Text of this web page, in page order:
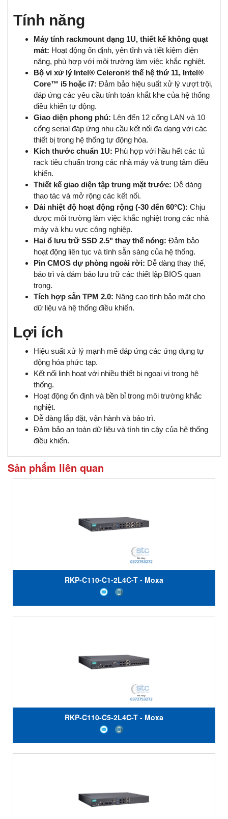
Tính năng
Máy tính rackmount dạng 1U, thiết kế không quạt
mát: Hoạt động ổn định, yên tĩnh và tiết kiệm điện
năng, phù hợp với môi trường làm việc khắc nghiệt.
Bộ vi xử lý Intel® Celeron® thế hệ thứ 11, Intel®
Core™ i5 hoặc i7: Đảm bảo hiệu suất xử lý vượt trội,
đáp ứng các yêu cầu tính toán khắt khe của hệ thống
điều khiển tự động.
Giao diện phong phú: Lên đến 12 cổng LAN và 10
cổng serial đáp ứng nhu cầu kết nối đa dạng với các
thiết bị trong hệ thống tự động hóa.
Kích thước chuẩn 1U: Phù hợp với hầu hết các tủ
rack tiêu chuẩn trong các nhà máy và trung tâm điều
khiển.
Thiết kế giao diện tập trung mặt trước: Dễ dàng
thao tác và mở rộng các kết nối.
Dải nhiệt độ hoạt động rộng (-30 đến 60°C): Chịu
được môi trường làm việc khắc nghiệt trong các nhà
máy và khu vực công nghiệp.
Hai ổ lưu trữ SSD 2.5" thay thế nóng: Đảm bảo
hoạt động liên tục và tính sẵn sàng của hệ thống.
Pin CMOS dự phòng ngoài rời: Dễ dàng thay thế,
bảo trì và đảm bảo lưu trữ các thiết lập BIOS quan
trọng.
Tích hợp sẵn TPM 2.0: Nâng cao tính bảo mật cho
dữ liệu và hệ thống điều khiển.
Lợi ích
Hiệu suất xử lý mạnh mẽ đáp ứng các ứng dụng tự
động hóa phức tạp.
Kết nối linh hoạt với nhiều thiết bị ngoại vi trong hệ
thống.
Hoạt động ổn định và bền bỉ trong môi trường khắc
nghiệt.
Dễ dàng lắp đặt, vận hành và bảo trì.
Đảm bảo an toàn dữ liệu và tính tin cậy của hệ thống
điều khiển.
Sản phẩm liên quan
RKP-C110-C1-2L4C-T - Moxa
RKP-C110-C5-2L4C-T - Moxa